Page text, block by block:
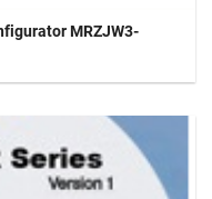
MRZJW3-